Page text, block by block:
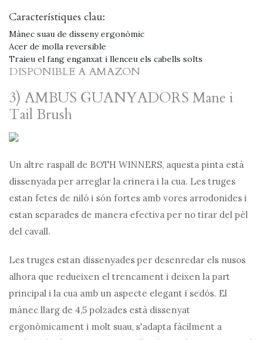
Característiques clau:
Mànec suau de disseny ergonòmic
Acer de molla reversible
Traieu el fang enganxat i llenceu els cabells solts
DISPONIBLE A AMAZON
3) AMBUS GUANYADORS Mane i
Tail Brush
Un altre raspall de BOTH WINNERS, aquesta pinta està
dissenyada per arreglar la crinera i la cua. Les truges
estan fetes de niló i són fortes amb vores arrodonides i
estan separades de manera efectiva per no tirar del pèl
del cavall.
Les truges estan dissenyades per desenredar els nusos
alhora que redueixen el trencament i deixen la part
principal i la cua amb un aspecte elegant i sedós. El
mànec llarg de 4,5 polzades està dissenyat
ergonòmicament i molt suau, s'adapta fàcilment a